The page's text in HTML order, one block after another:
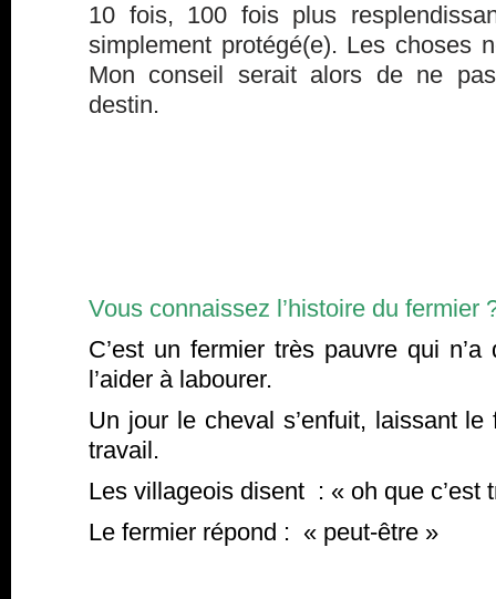
10 fois, 100 fois plus
simplement protégé(e). Les choses
Mon conseil serait alors de ne
destin.
Vous connaissez l’histoire du fermier
C’est un fermier très pauvre qui n’a
l’aider à labourer.
Un jour le cheval s’enfuit, laissant
travail.
Les villageois disent : « oh que c’est
Le fermier répond : « peut-être »